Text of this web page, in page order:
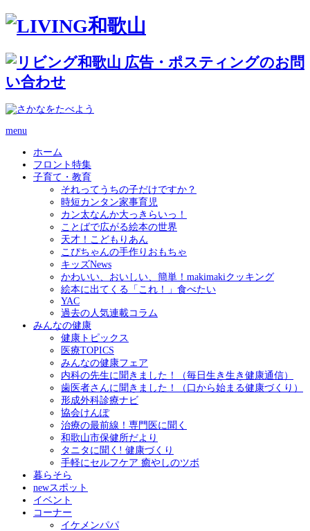
menu
ホーム
フロント特集
子育て・教育
それってうちの子だけですか？
時短カンタン家事育児
カン太なんか大っきらいっ！
ことばで広がる絵本の世界
天才！こどもりあん
こぴちゃんの手作りおもちゃ
キッズNews
かわいい、おいしい、簡単！makimakiクッキング
絵本に出てくる「これ！」食べたい
YAC
過去の人気連載コラム
みんなの健康
健康トピックス
医療TOPICS
みんなの健康フェア
内科の先生に聞きました！（毎日生き生き健康通信）
歯医者さんに聞きました！（口から始まる健康づくり）
形成外科診療ナビ
協会けんぽ
治療の最前線！専門医に聞く
和歌山市保健所だより
タニタに聞く! 健康づくり
手軽にセルフケア 癒やしのツボ
暮らそら
newスポット
イベント
コーナー
イケメンパパ